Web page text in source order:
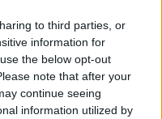
to third parties, or
information for
the below opt-out
note that after your
continue seeing
information utilized by
October 3, 2018